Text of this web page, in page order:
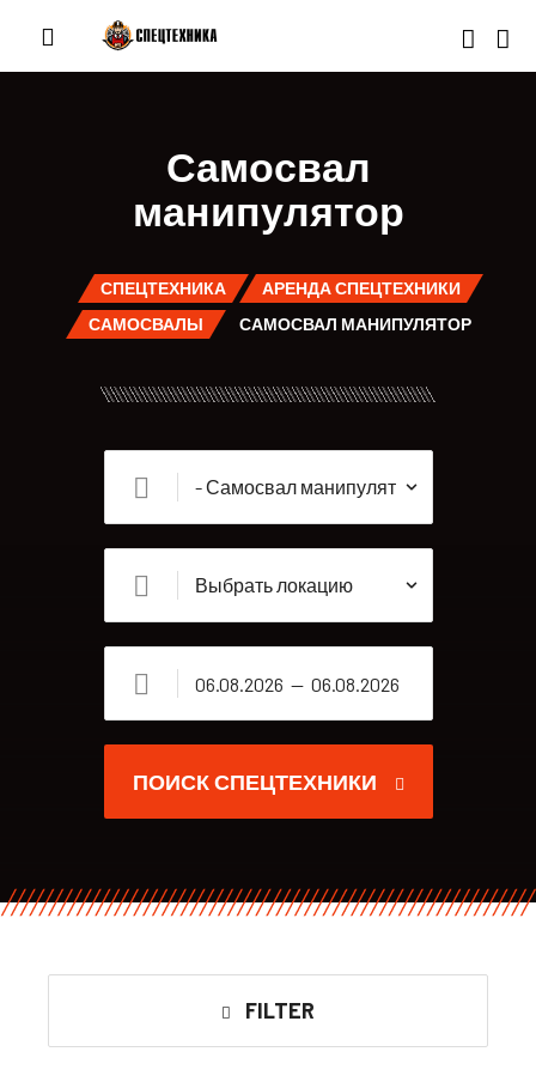
Самосвал
манипулятор
СПЕЦТЕХНИКА
АРЕНДА СПЕЦТЕХНИКИ
САМОСВАЛЫ
САМОСВАЛ МАНИПУЛЯТОР
ПОИСК СПЕЦТЕХНИКИ
FILTER